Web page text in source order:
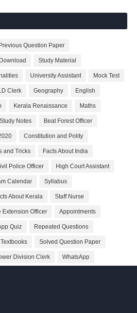
Previous Question Paper
Download Study Material
University Assistant Mock Test
Clerk Geography English
Kerala Renaissance Maths
Study Notes Beat Forest Officer
Constitution and Polity
and Tricks Facts About India
Police Officer High Court Assistant
Calendar Syllabus
About Kerala Staff Nurse
Extension Officer Appointments
Quiz Repeated Questions
Solved Question Paper
Division Clerk WhatsApp